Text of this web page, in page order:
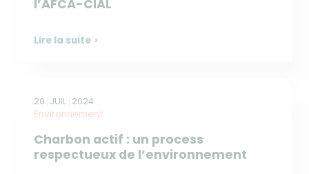
l’AFCA-CIAL
Lire la suite
20 JUIL 2024
Environnement
Charbon actif : un process
respectueux de l’environnement